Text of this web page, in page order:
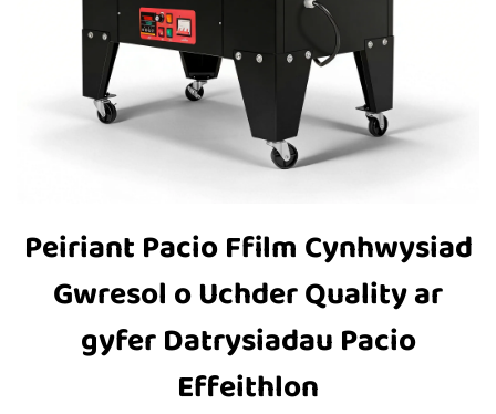
Peiriant Pacio Ffilm Cynhwysiad
Gwresol o Uchder Quality ar
gyfer Datrysiadau Pacio
Effeithlon